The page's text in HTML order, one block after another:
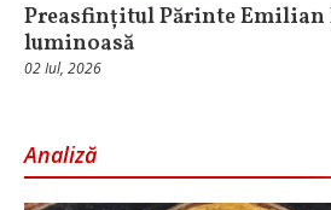
Preasfințitul Părinte Emilian
luminoasă
02 Iul, 2026
Analiză